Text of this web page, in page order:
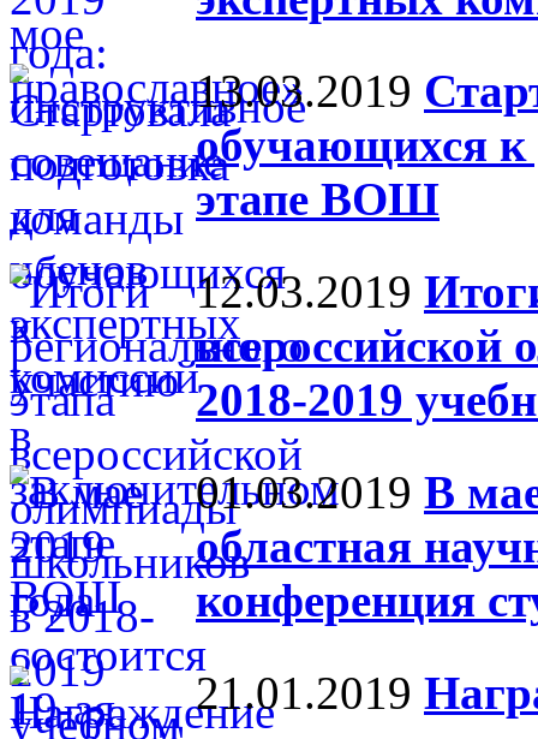
13.03.2019
обучающихся к
этапе ВОШ
12.03.2019
2018-2019
01.03.2019 В
областная
конференция
21.01.2019